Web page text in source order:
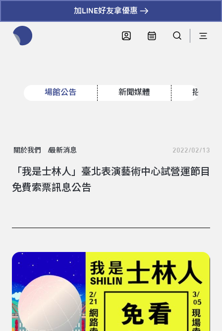
加LINE好友拿優惠
場館公告 新聞媒體 招標資
關於我們 最新消息 2022/02/13
「我是士林人」臺北表演藝術中心試營運節目
免費索票訊息公告